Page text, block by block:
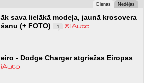
Dienas Nedēļas
sava lielākā modeļa, jaunā krosovera
(+ FOTO)
1
eiro - Dodge Charger atgriežas Eiropas